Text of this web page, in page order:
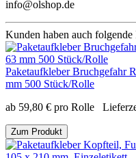
info@olshop.de
Kunden haben auch
Paketaufkleber Bruchgefahr
mm 500 Stück/Rolle
ab 59,80 € pro Rolle
Zum Produkt